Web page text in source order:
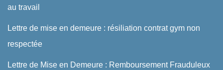
au travail
Lettre de mise en demeure : résiliation contrat gym non
respectée
Lettre de Mise en Demeure : Remboursement Frauduleux